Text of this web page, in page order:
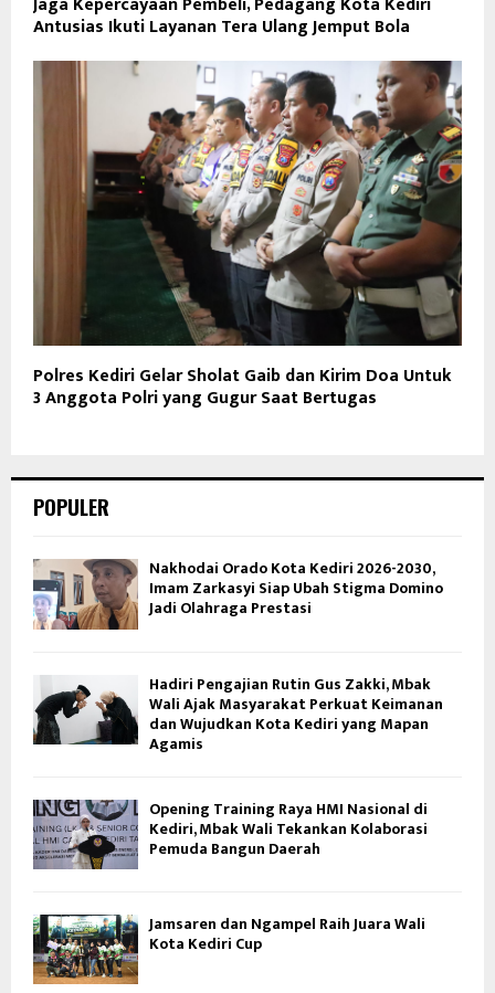
Antusias Ikuti Layanan Tera Ulang Jemput Bola
Polres Kediri Gelar Sholat Gaib dan Kirim Doa Untuk
3 Anggota Polri yang Gugur Saat Bertugas
POPULER
Nakhodai Orado Kota Kediri 2026-2030,
Imam Zarkasyi Siap Ubah Stigma Domino
Jadi Olahraga Prestasi
Hadiri Pengajian Rutin Gus Zakki, Mbak
Wali Ajak Masyarakat Perkuat Keimanan
dan Wujudkan Kota Kediri yang Mapan
Agamis
Opening Training Raya HMI Nasional di
Kediri, Mbak Wali Tekankan Kolaborasi
Pemuda Bangun Daerah
Jamsaren dan Ngampel Raih Juara Wali
Kota Kediri Cup